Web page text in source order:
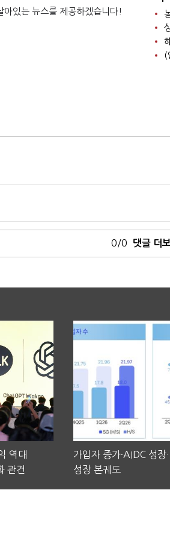
아있는 뉴스를 제공하겠습니다!
(
0/0 댓글 더보
역대
관건
가입자 증가·AIDC 성
성장 본궤도